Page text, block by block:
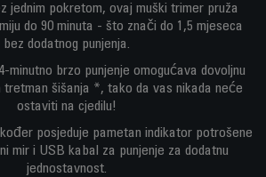
jednim pokretom, ovaj muški trimer pruža
do 90 minuta - što znači do 1,5 mjeseca
bez dodatnog punjenja.
minutno brzo punjenje omogućava dovoljnu
tretman šišanja *, tako da vas nikada neće
ostaviti na cjedilu!
posjeduje pametan indikator potrošene
mir i USB kabal za punjenje za dodatnu
jednostavnost.